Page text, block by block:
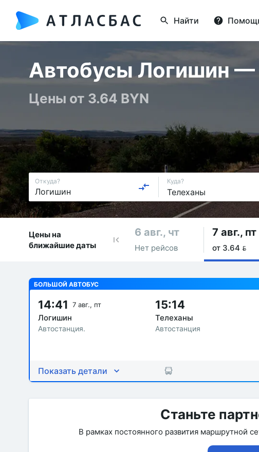
Найти
Автобусы Логишин —
Цены от 3.64 BYN
Откуда? Куда?
Цены на
ближайшие даты
6 авг., чт
Нет рейсов
7 авг., пт
от 3.64 
БОЛЬШОЙ АВТОБУС
14:41 7 авг., пт
Логишин
Автостанция.
15:14
Телеханы
Автостанция
Показать детали
Станьте
В рамках постоянного развития маршрутной